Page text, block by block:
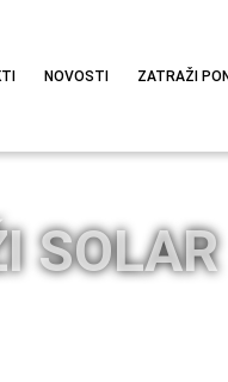
NOVOSTI ZATRAŽI
SOLAR